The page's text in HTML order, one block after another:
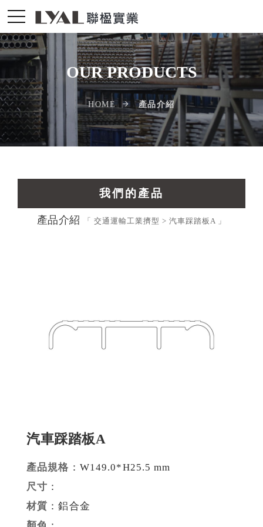
OUR PRODUCTS
HOME 產品介紹
我們的產品
交通運輸工業擠型
食品烘焙用模型
衛浴五金鋁擠型
機械設備部件擠型
產品介紹 「 交通運輸工業擠型 > 汽車踩踏板A 」
汽車踩踏板A
產品規格 ：W149.0*H25.5 mm
尺寸 ：
材質 ：鋁合金